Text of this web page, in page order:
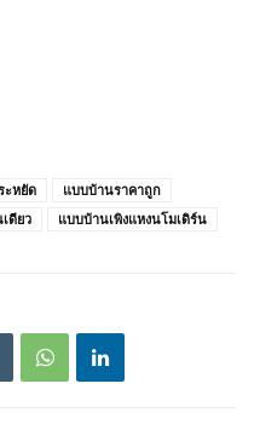
ะหยัด
แบบบ้านราคาถูก
ดียว แบบบ้านเพิงแหงนโมเดิร์น